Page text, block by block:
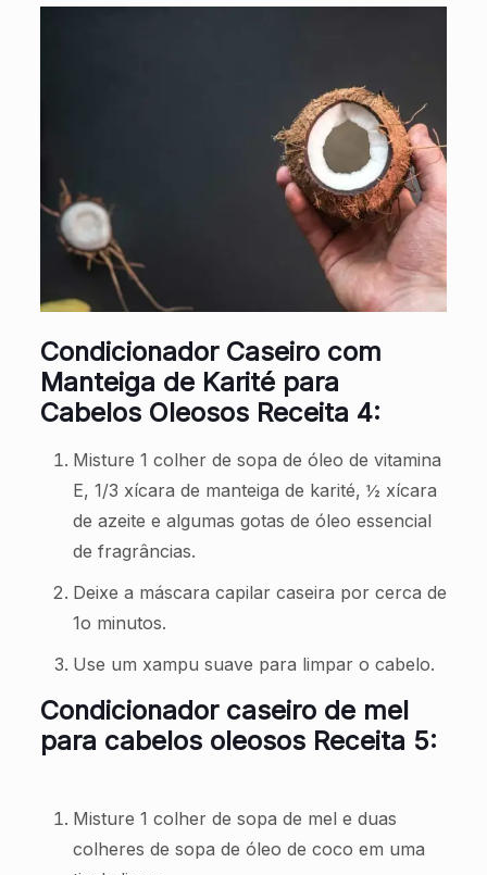
Condicionador Caseiro com
Manteiga de Karité para
Cabelos Oleosos Receita 4:
Misture 1 colher de sopa de óleo de vitamina
E, 1/3 xícara de manteiga de karité, ½ xícara
de azeite e algumas gotas de óleo essencial
de fragrâncias.
Deixe a máscara capilar caseira por cerca de
1o minutos.
Use um xampu suave para limpar o cabelo.
Condicionador caseiro de mel
para cabelos oleosos Receita 5:
Misture 1 colher de sopa de mel e duas
colheres de sopa de óleo de coco em uma